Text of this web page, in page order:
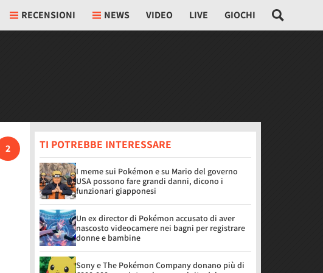
RECENSIONI NEWS VIDEO LIVE GIOCHI
2 TI POTREBBE INTERESSARE
I meme sui Pokémon e su Mario del governo
USA possono fare grandi danni, dicono i
funzionari giapponesi
Un ex director di Pokémon accusato di aver
nascosto videocamere nei bagni per registrare
donne e bambine
Sony e The Pokémon Company donano più di